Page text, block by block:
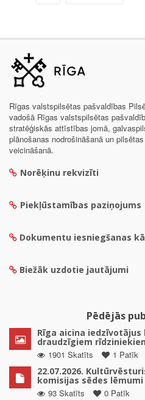
Rīgas valstspilsētas pašvaldības
vadošā Rīgas valstspilsētas
stratēģiskās attīstības jomā,
plānošanas nodrošināšanā un
veicināšanā.
Norēķinu rekvizīti
Piekļūstamības paziņojums
Dokumentu iesniegšanas
Biežāk uzdotie jautājumi
Pēdējās
Rīga aicina iedzīvotājus
draudzīgiem
1901 Skatīts
1 Patīk
22.07.2026.
komisijas sēdes lēmumi
93 Skatīts
0 Patīk